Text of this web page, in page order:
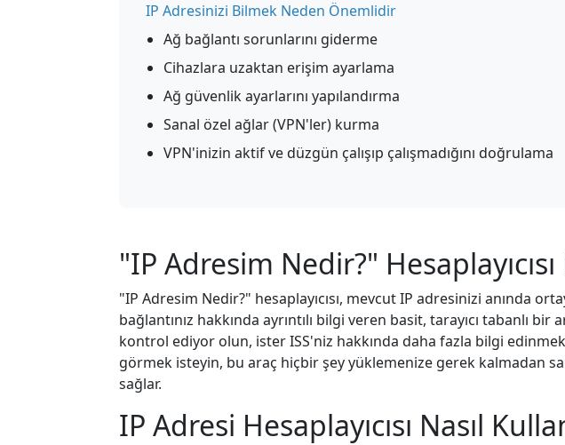
IP Adresinizi Bilmek Neden Önemlidir
Ağ bağlantı sorunlarını giderme
Cihazlara uzaktan erişim ayarlama
Ağ güvenlik ayarlarını yapılandırma
Sanal özel ağlar (VPN'ler) kurma
VPN'inizin aktif ve düzgün çalışıp çalışmadığını doğrulama
"IP Adresim Nedir?"
"IP Adresim Nedir?" hesaplayıcısı, mevcut IP adresinizi anında
bağlantınız hakkında ayrıntılı bilgi veren basit, tarayıcı tabanlı
kontrol ediyor olun, ister ISS'niz hakkında daha fazla bilgi
görmek isteyin, bu araç hiçbir şey yüklemenize gerek kalmadan
sağlar.
IP Adresi Hesaplayıcısı Nasıl